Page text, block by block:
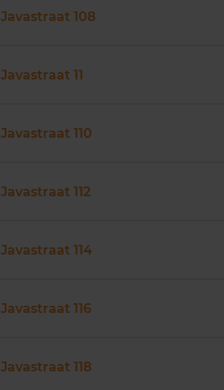
Javastraat 108
Javastraat 11
Javastraat 110
Javastraat 112
Javastraat 114
Javastraat 116
Javastraat 118